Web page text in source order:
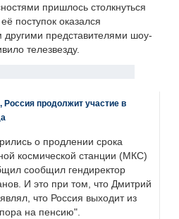
пришлось столкнуться
поступок оказался
другими представителями шоу-
телезвезду.
Россия продолжит участие в
о продлении срока
космической станции (МКС)
сообщил гендиректор
И это при том, что Дмитрий
что Россия выходит из
на пенсию".